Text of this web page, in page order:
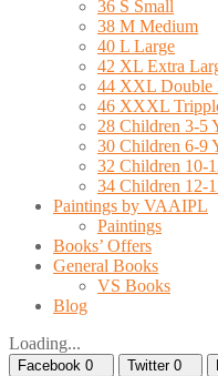
36 S Small
38 M Medium
40 L Large
42 XL Extra
44 XXL Double
46 XXXL
28 Children 3-5
30 Children 6-9
32 Children 10-
34 Children 12-
Paintings by VAAIPL
Paintings
Books’ Offers
General Books
VS Books
Blog
Loading...
Facebook 0 Twitter 0